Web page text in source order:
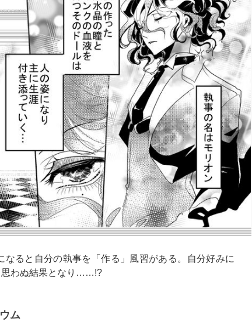
ると自分の執事を「作る」風習がある。自分好みに
思わぬ結果となり……!?
ム